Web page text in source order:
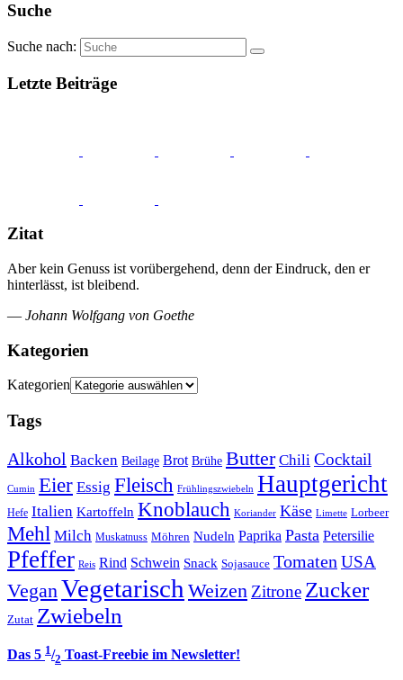
Suche
Suche nach:
Letzte Beiträge
Zitat
Aber kein Genuss ist vorübergehend, denn der Eindruck, den er
hinterlässt, ist bleibend.
— Johann Wolfgang von Goethe
Kategorien
Kategorien
Tags
Alkohol Backen Beilage Brot Brühe Butter Chili Cocktail
Cumin Eier Essig Fleisch Frühlingszwiebeln Hauptgericht
Hefe Italien Kartoffeln Knoblauch Koriander Käse Limette Lorbeer
Mehl Milch Muskatnuss Möhren Nudeln Paprika Pasta Petersilie
Pfeffer Reis Rind Schwein Snack Sojasauce Tomaten USA
VeganVegetarisch Weizen Zitrone Zucker
Zutat Zwiebeln
Das 5 1/2 Toast-Freebie im Newsletter!